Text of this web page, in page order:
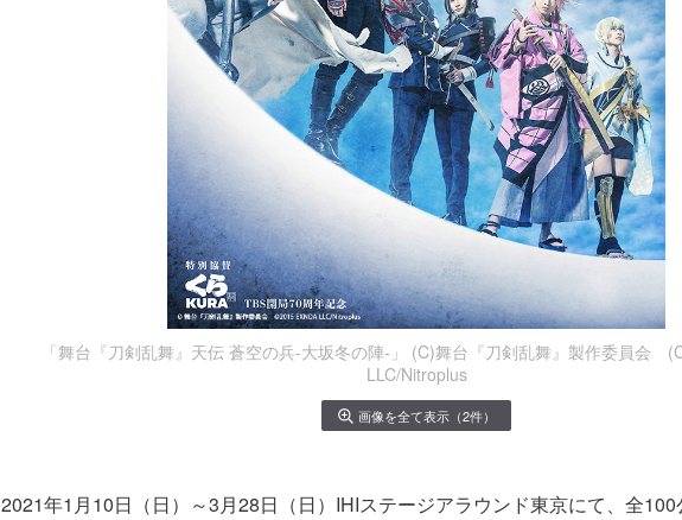
「舞台『刀剣乱舞』天伝 蒼空の兵-大坂冬の陣-」 (C)舞台『刀剣乱舞』製作委員会
LLC/Nitroplus
画像を全て表示（2件）
2021年1月10日（日）～3月28日（日）IHIステージアラウンド東京にて、全